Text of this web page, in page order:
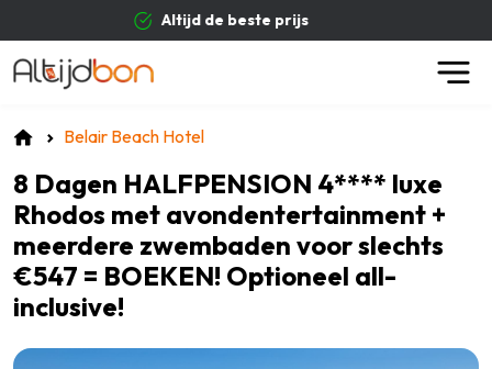
Belair Beach Hotel
8 Dagen HALFPENSION 4**** luxe
Rhodos met avondentertainment +
meerdere zwembaden voor slechts
€547 = BOEKEN! Optioneel all-
inclusive!